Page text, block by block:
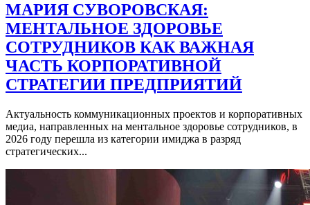
МАРИЯ СУВОРОВСКАЯ:
МЕНТАЛЬНОЕ ЗДОРОВЬЕ
СОТРУДНИКОВ КАК ВАЖНАЯ
ЧАСТЬ КОРПОРАТИВНОЙ
СТРАТЕГИИ ПРЕДПРИЯТИЙ
Актуальность коммуникационных проектов и корпоративных
медиа, направленных на ментальное здоровье сотрудников, в
2026 году перешла из категории имиджа в разряд
стратегических...